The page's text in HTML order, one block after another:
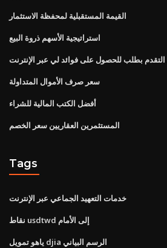
القيمة المستقبلية لمحفظة الاستثمار
استراتيجية الأسهم ذروة البيع
بطلب للحصول على فوائد لي عبر الإنترنت
سعر صرف الأموال المتداولة
أفضل الكتب المالية للشراء
المستثمرين العقاريين سعر الخصم
Tags
خدمات التعهيد الجماعي عبر الإنترنت
نقاط usdtwd إلى الأمام
ياهو تمويل djia الرسم البياني